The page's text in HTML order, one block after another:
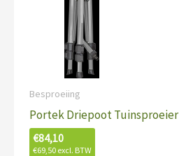
Besproeiing
Portek Driepoot Tuinsproeier
€84,10
€69,50 excl. BTW